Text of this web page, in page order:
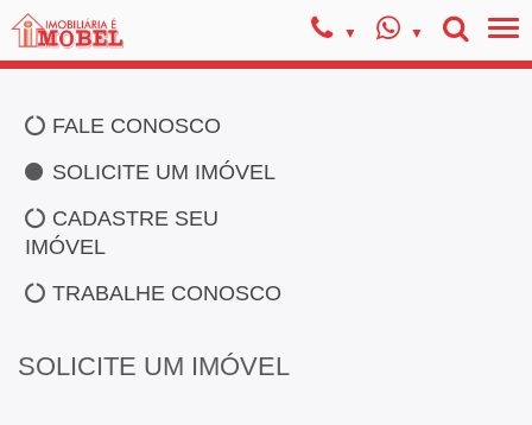
FALE CONOSCO
SOLICITE UM IMÓVEL
CADASTRE SEU
IMÓVEL
TRABALHE CONOSCO
SOLICITE UM IMÓVEL